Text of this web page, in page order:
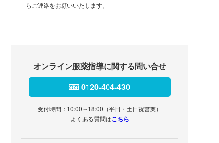
らご連絡をお願いいたします。
オンライン服薬指導に関する問い合せ
0120-404-430
受付時間：10:00～18:00（平日・土日祝営業）
よくある質問はこちら